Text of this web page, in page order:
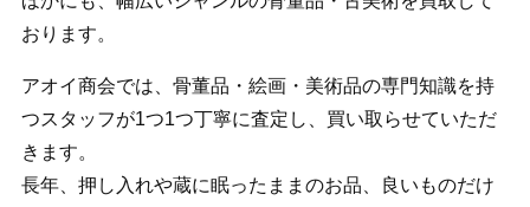
おります。
アオイ商会では、骨董品・絵画・美術品の専門知識を持
つスタッフが1つ1つ丁寧に査定し、買い取らせていただ
きます。
長年、押し入れや蔵に眠ったままのお品、良いものだけ